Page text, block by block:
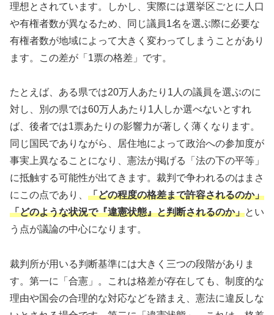
理想とされています。しかし、実際には選挙区ごとに人口
や有権者数が異なるため、同じ議員1名を選ぶ際に必要な
有権者数が地域によって大きく変わってしまうことがあり
ます。この差が「1票の格差」です。
たとえば、ある県では20万人あたり1人の議員を選ぶのに
対し、別の県では60万人あたり1人しか選べないとすれ
ば、後者では1票あたりの影響力が著しく薄くなります。
同じ国民でありながら、居住地によって政治への参加度が
事実上異なることになり、憲法が掲げる「法の下の平等」
に抵触する可能性が出てきます。裁判で争われるのはまさ
にこの点であり、 「どの程度の格差まで許容されるのか」
「どのような状況で『違憲状態』と判断されるのか」とい
う点が議論の中心になります。
裁判所が用いる判断基準には大きく三つの段階がありま
す。第一に「合憲」。これは格差が存在しても、制度的な
理由や国会の合理的な対応などを踏まえ、憲法に違反しな